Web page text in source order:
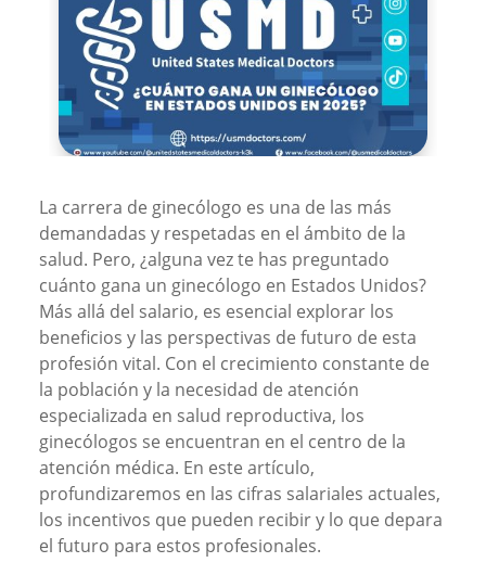
La carrera de ginecólogo es una de las más
demandadas y respetadas en el ámbito de la
salud. Pero, ¿alguna vez te has preguntado
cuánto gana un ginecólogo en Estados Unidos?
Más allá del salario, es esencial explorar los
beneficios y las perspectivas de futuro de esta
profesión vital. Con el crecimiento constante de
la población y la necesidad de atención
especializada en salud reproductiva, los
ginecólogos se encuentran en el centro de la
atención médica. En este artículo,
profundizaremos en las cifras salariales actuales,
los incentivos que pueden recibir y lo que depara
el futuro para estos profesionales.